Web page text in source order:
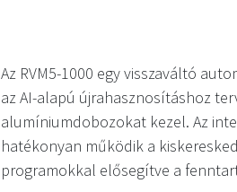
Az RVM5-1000 egy visszaváltó
az AI-alapú újrahasznosításhoz
alumíniumdobozokat kezel. Az
hatékonyan működik a
programokkal elősegítve a